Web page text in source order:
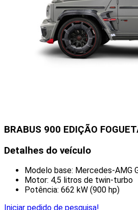
BRABUS 900 EDIÇÃO
Detalhes do veículo
Modelo base: Mercedes-AMG
Motor: 4,5 litros de twin-turbo
Potência: 662 kW (900 hp)
Iniciar pedido de pesquisa!